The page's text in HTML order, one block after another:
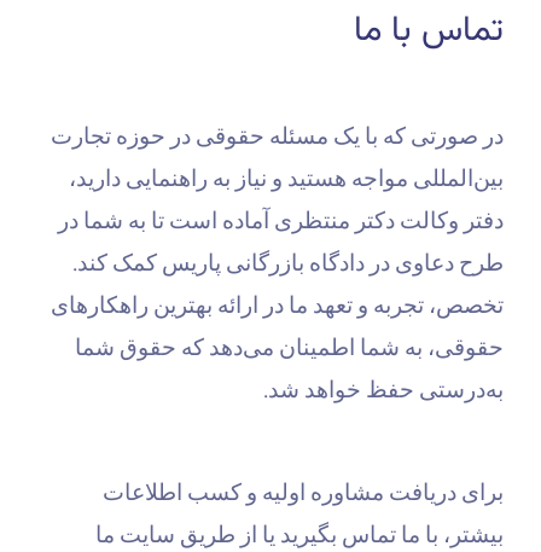
تماس با ما
در صورتی که با یک مسئله حقوقی در حوزه تجارت
بین‌المللی مواجه هستید و نیاز به راهنمایی دارید،
دفتر وکالت دکتر منتظری آماده است تا به شما در
طرح دعاوی در دادگاه بازرگانی پاریس کمک کند.
تخصص، تجربه و تعهد ما در ارائه بهترین راهکارهای
حقوقی، به شما اطمینان می‌دهد که حقوق شما
به‌درستی حفظ خواهد شد.
برای دریافت مشاوره اولیه و کسب اطلاعات
بیشتر، با ما تماس بگیرید یا از طریق سایت ما